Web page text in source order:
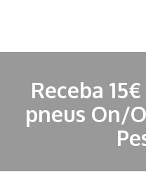
Receba
pneus On/